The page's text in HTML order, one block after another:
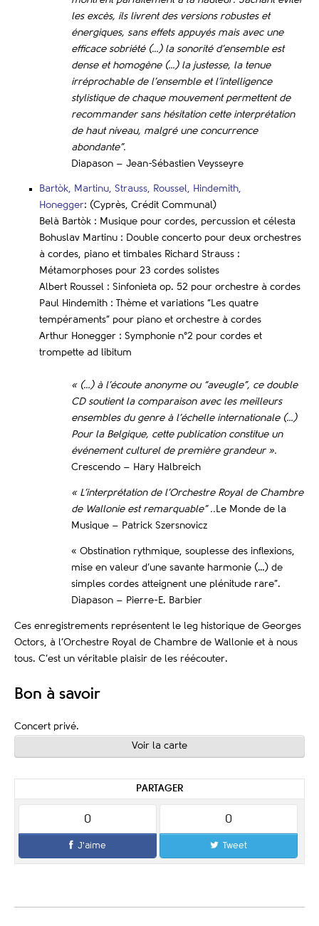
les excès, ils livrent des versions robustes et
énergiques, sans effets appuyés mais avec une
efficace sobriété (…) la sonorité d’ensemble est
dense et homogène (…) la justesse, la tenue
irréprochable de l’ensemble et l’intelligence
stylistique de chaque mouvement permettent de
recommander sans hésitation cette interprétation
de haut niveau, malgré une concurrence
abondante”.
Diapason – Jean-Sébastien Veysseyre
Bartòk, Martinu, Strauss, Roussel, Hindemith,
Honegger: (Cyprès, Crédit Communal)
Belà Bartòk : Musique pour cordes, percussion et célesta
Bohuslav Martinu : Double concerto pour deux orchestres
à cordes, piano et timbales Richard Strauss :
Métamorphoses pour 23 cordes solistes
Albert Roussel : Sinfonieta op. 52 pour orchestre à cordes
Paul Hindemith : Thème et variations “Les quatre
tempéraments” pour piano et orchestre à cordes
Arthur Honegger : Symphonie n°2 pour cordes et
trompette ad libitum
« (…) à l’écoute anonyme ou “aveugle”, ce double
CD soutient la comparaison avec les meilleurs
ensembles du genre à l’échelle internationale (…)
Pour la Belgique, cette publication constitue un
événement culturel de première grandeur ».
Crescendo – Hary Halbreich
« L’interprétation de l’Orchestre Royal de Chambre
de Wallonie est remarquable” .. Le Monde de la
Musique – Patrick Szersnovicz
« Obstination rythmique, souplesse des inflexions,
mise en valeur d’une savante harmonie (…) de
simples cordes atteignent une plénitude rare”.
Diapason – Pierre-E. Barbier
Ces enregistrements représentent le leg historique de Georges
Octors, à l’Orchestre Royal de Chambre de Wallonie et à nous
tous. C’est un véritable plaisir de les réécouter.
Bon à savoir
Concert privé.
Voir la carte
PARTAGER
0
J'aime
0
Tweet